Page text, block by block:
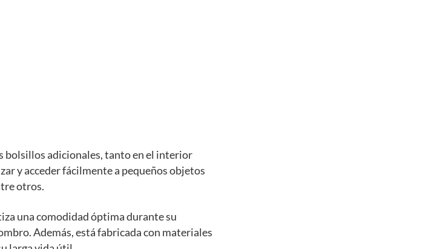
bolsillos adicionales, tanto en el interior
y acceder fácilmente a pequeños objetos
otros.
una comodidad óptima durante su
Además, está fabricada con materiales